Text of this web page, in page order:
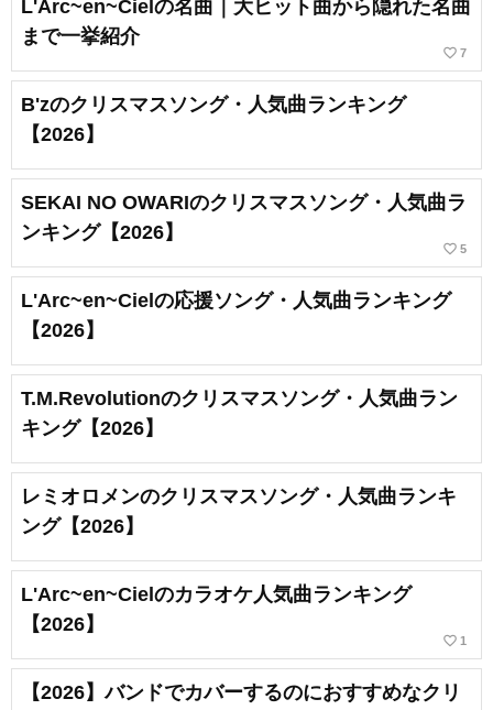
L'Arc~en~Cielの名曲｜大ヒット曲から隠れた名曲
まで一挙紹介
favorite_border 7
B'zのクリスマスソング・人気曲ランキング
【2026】
SEKAI NO OWARIのクリスマスソング・人気曲ラ
ンキング【2026】
favorite_border 5
L'Arc~en~Cielの応援ソング・人気曲ランキング
【2026】
T.M.Revolutionのクリスマスソング・人気曲ラン
キング【2026】
レミオロメンのクリスマスソング・人気曲ランキ
ング【2026】
L'Arc~en~Cielのカラオケ人気曲ランキング
【2026】
favorite_border 1
【2026】バンドでカバーするのにおすすめなクリ